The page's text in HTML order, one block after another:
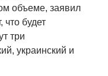
объеме, заявил
что будет
три
украинский и